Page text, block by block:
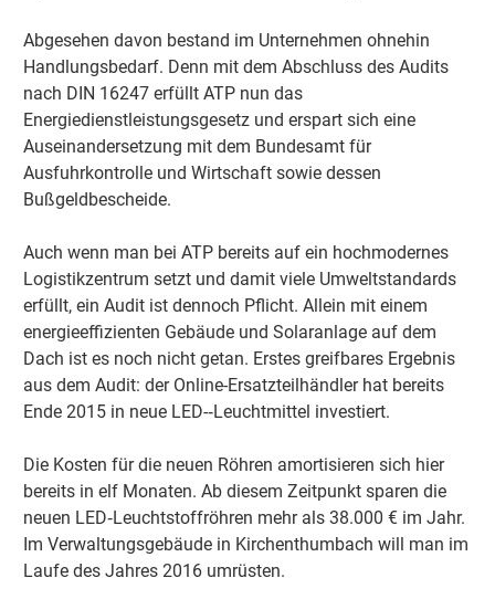
Abgesehen davon bestand im Unternehmen ohnehin
Handlungsbedarf. Denn mit dem Abschluss des Audits
nach DIN 16247 erfüllt ATP nun das
Energiedienstleistungsgesetz und erspart sich eine
Auseinandersetzung mit dem Bundesamt für
Ausfuhrkontrolle und Wirtschaft sowie dessen
Bußgeldbescheide.
Auch wenn man bei ATP bereits auf ein hochmodernes
Logistikzentrum setzt und damit viele Umweltstandards
erfüllt, ein Audit ist dennoch Pflicht. Allein mit einem
energieeffizienten Gebäude und Solaranlage auf dem
Dach ist es noch nicht getan. Erstes greifbares Ergebnis
aus dem Audit: der Online-Ersatzteilhändler hat bereits
Ende 2015 in neue LED-‐Leuchtmittel investiert.
Die Kosten für die neuen Röhren amortisieren sich hier
bereits in elf Monaten. Ab diesem Zeitpunkt sparen die
neuen LED‐Leuchtstoffröhren mehr als 38.000 € im Jahr.
Im Verwaltungsgebäude in Kirchenthumbach will man im
Laufe des Jahres 2016 umrüsten.